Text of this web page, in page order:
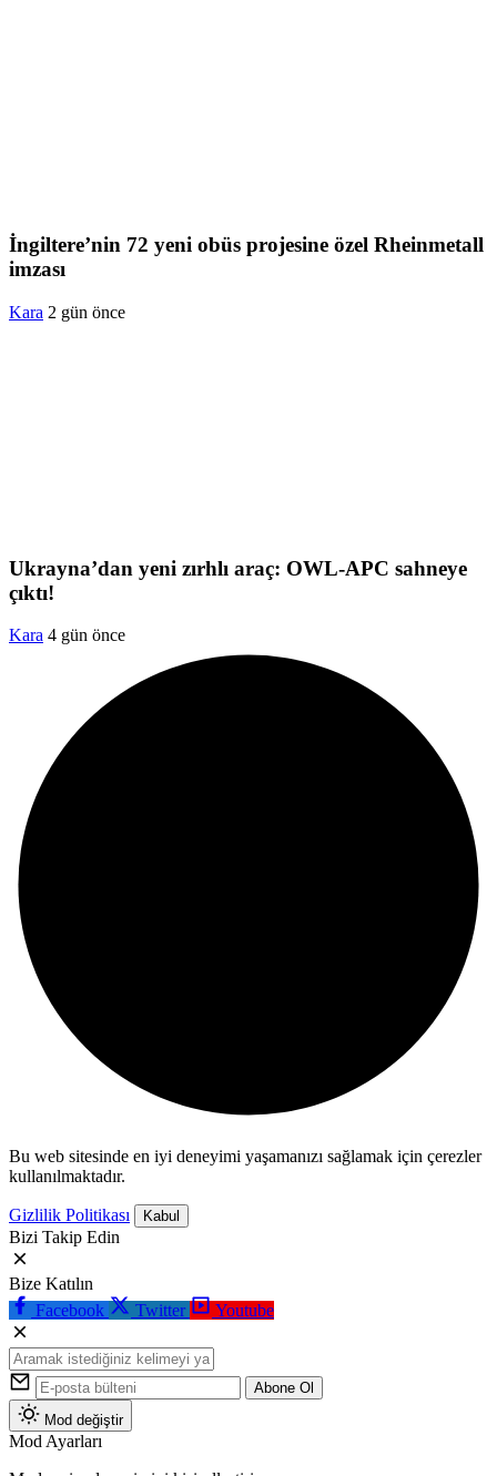
İngiltere’nin 72 yeni obüs projesine özel Rheinmetall
imzası
Kara 2 gün önce
Ukrayna’dan yeni zırhlı araç: OWL-APC sahneye
çıktı!
Kara 4 gün önce
Bu web sitesinde en iyi deneyimi yaşamanızı sağlamak için çerezler
kullanılmaktadır.
Gizlilik Politikası Kabul
Bizi Takip Edin
Bize Katılın
Facebook
Twitter Youtube
Abone Ol
Mod değiştir
Mod Ayarları